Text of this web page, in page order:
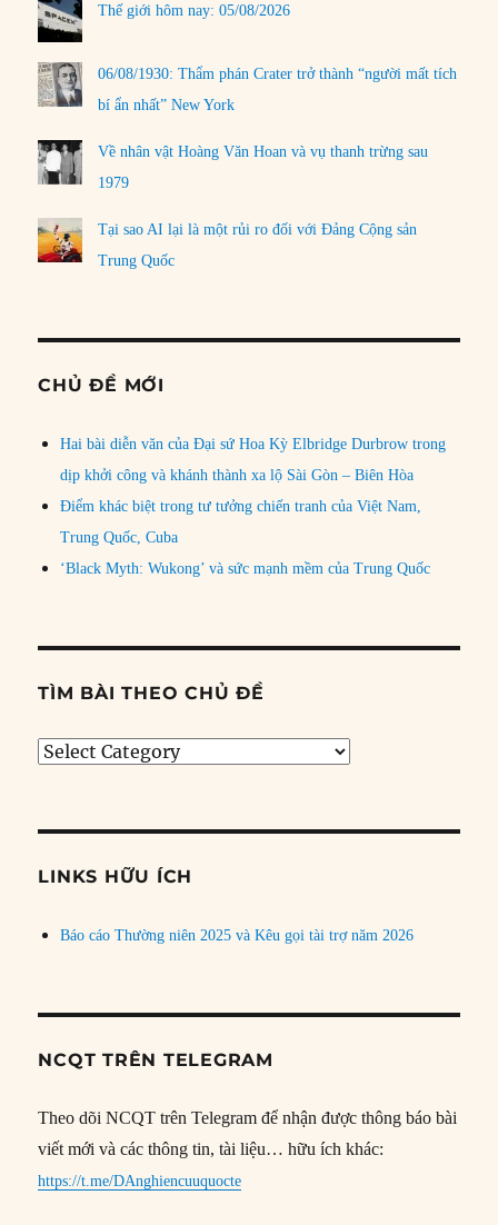
Thế giới hôm nay: 05/08/2026
06/08/1930: Thẩm phán Crater trở thành “người mất tích
bí ẩn nhất” New York
Về nhân vật Hoàng Văn Hoan và vụ thanh trừng sau
1979
Tại sao AI lại là một rủi ro đối với Đảng Cộng sản
Trung Quốc
CHỦ ĐỀ MỚI
Hai bài diễn văn của Đại sứ Hoa Kỳ Elbridge Durbrow trong
dịp khởi công và khánh thành xa lộ Sài Gòn – Biên Hòa
Điểm khác biệt trong tư tưởng chiến tranh của Việt Nam,
Trung Quốc, Cuba
‘Black Myth: Wukong’ và sức mạnh mềm của Trung Quốc
TÌM BÀI THEO CHỦ ĐỀ
Tìm
đề
LINKS HỮU ÍCH
Báo cáo Thường niên 2025 và Kêu gọi tài trợ năm 2026
NCQT TRÊN TELEGRAM
Theo dõi NCQT trên Telegram để nhận được thông báo bài
viết mới và các thông tin, tài liệu… hữu ích khác:
https://t.me/DAnghiencuuquocte